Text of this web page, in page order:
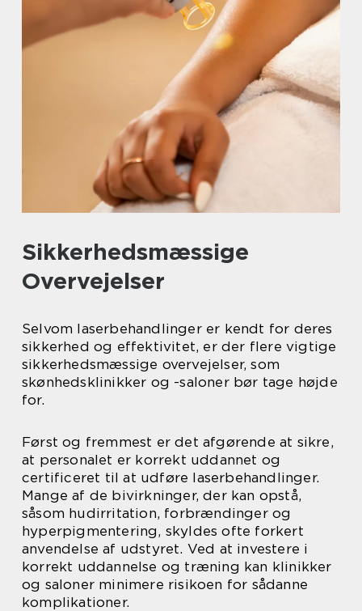
Sikkerhedsmæssige
Overvejelser
Selvom laserbehandlinger er kendt for deres
sikkerhed og effektivitet, er der flere vigtige
sikkerhedsmæssige overvejelser, som
skønhedsklinikker og -saloner bør tage højde
for.
Først og fremmest er det afgørende at sikre,
at personalet er korrekt uddannet og
certificeret til at udføre laserbehandlinger.
Mange af de bivirkninger, der kan opstå,
såsom hudirritation, forbrændinger og
hyperpigmentering, skyldes ofte forkert
anvendelse af udstyret. Ved at investere i
korrekt uddannelse og træning kan klinikker
og saloner minimere risikoen for sådanne
komplikationer.